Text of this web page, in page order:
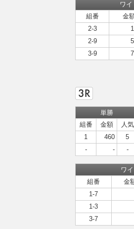
ワイ
組番
金
2-3
2-9
3-9
単勝
組番
金額
人気
1
460
5
-
- -
ワ
組番
金
1-7
1-3
3-7